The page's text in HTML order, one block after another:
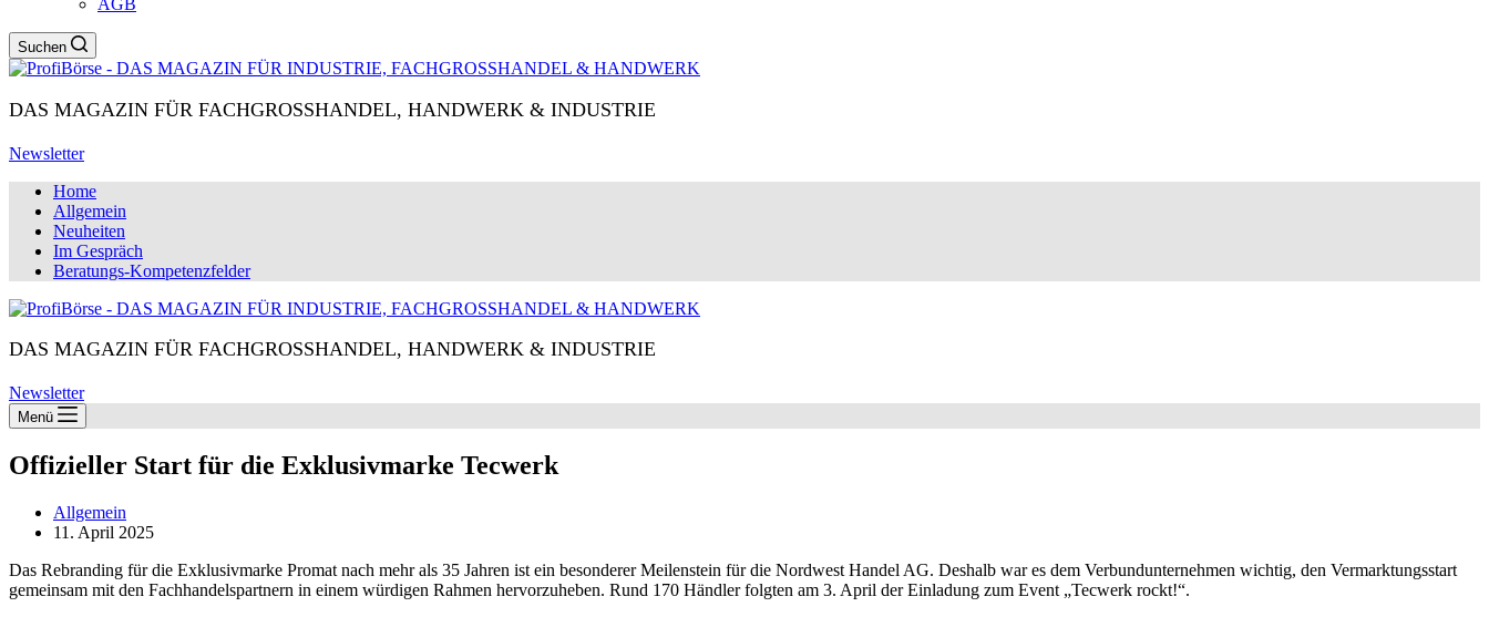
AGB
Suchen
DAS MAGAZIN FÜR FACHGROSSHANDEL, HANDWERK & INDUSTRIE
Newsletter
Home
Allgemein
Neuheiten
Im Gespräch
Beratungs-Kompetenzfelder
DAS MAGAZIN FÜR FACHGROSSHANDEL, HANDWERK & INDUSTRIE
Newsletter
Menü
Offizieller Start für die Exklusivmarke Tecwerk
Allgemein
11. April 2025
Das Rebranding für die Exklusivmarke Promat nach mehr als 35 Jahren ist ein besonderer Meilenstein für die Nordwest Handel AG. Deshalb war es dem Verbundunternehmen wichtig, den Vermarktungsstart
gemeinsam mit den Fachhandelspartnern in einem würdigen Rahmen hervorzuheben. Rund 170 Händler folgten am 3. April der Einladung zum Event „Tecwerk rockt!“.